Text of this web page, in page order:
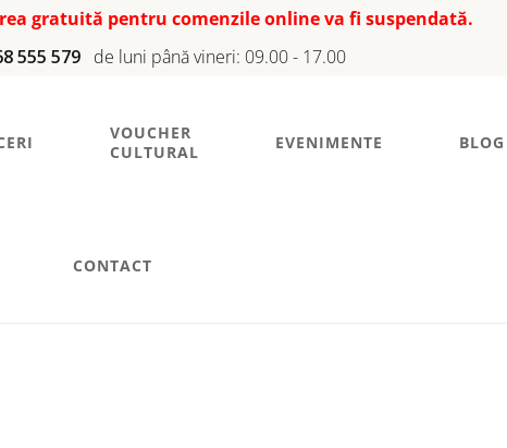
gratuită pentru comenzile online va fi suspendată.
555 579 de luni până vineri: 09.00 - 17.00
VOUCHER
CULTURAL
EVENIMENTE BLOG
CONTACT